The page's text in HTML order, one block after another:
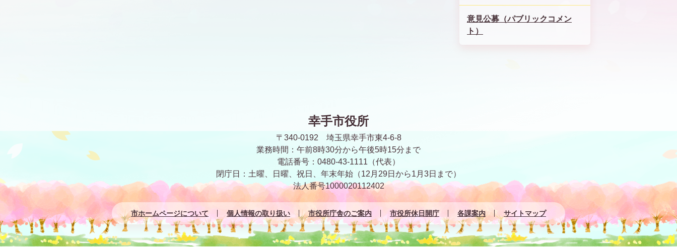
意見公募（パブリックコメン
ト）
幸手市役所
〒340-0192 埼玉県幸手市東4-6-8
業務時間：午前8時30分から午後5時15分まで
電話番号：0480-43-1111（代表）
閉庁日：土曜、日曜、祝日、年末年始 （12月29日から1月3日まで）
法人番号1000020112402
市ホームページについて 個人情報の取り扱い 市役所庁舎のご案内 市役所休日開庁 各課案内 サイトマップ